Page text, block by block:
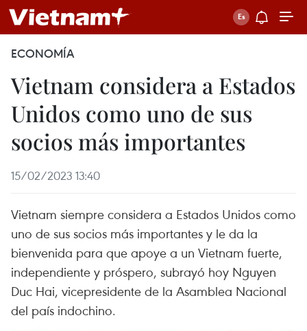
ECONOMÍA
Vietnam considera a Estados
Unidos como uno de sus
socios más importantes
15/02/2023 13:40
Vietnam siempre considera a Estados Unidos como
uno de sus socios más importantes y le da la
bienvenida para que apoye a un Vietnam fuerte,
independiente y próspero, subrayó hoy Nguyen
Duc Hai, vicepresidente de la Asamblea Nacional
del país indochino.